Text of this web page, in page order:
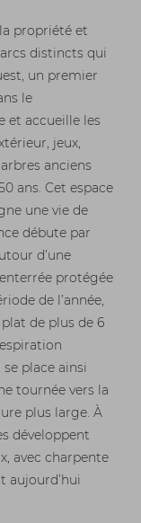
propriété et
distincts qui
un premier
le
et accueille les
jeux,
anciens
ans. Cet espace
une vie de
débute par
d’une
protégée
de l’année,
de plus de 6
place ainsi
tournée vers la
plus large. À
développent
avec charpente
aujourd’hui